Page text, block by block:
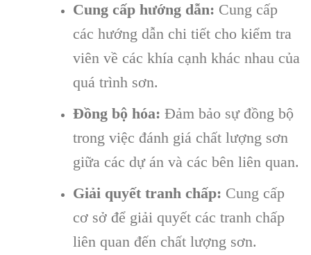
Cung cấp hướng dẫn: Cung cấp
các hướng dẫn chi tiết cho kiểm tra
viên về các khía cạnh khác nhau của
quá trình sơn.
Đồng bộ hóa: Đảm bảo sự đồng bộ
trong việc đánh giá chất lượng sơn
giữa các dự án và các bên liên quan.
Giải quyết tranh chấp: Cung cấp
cơ sở để giải quyết các tranh chấp
liên quan đến chất lượng sơn.